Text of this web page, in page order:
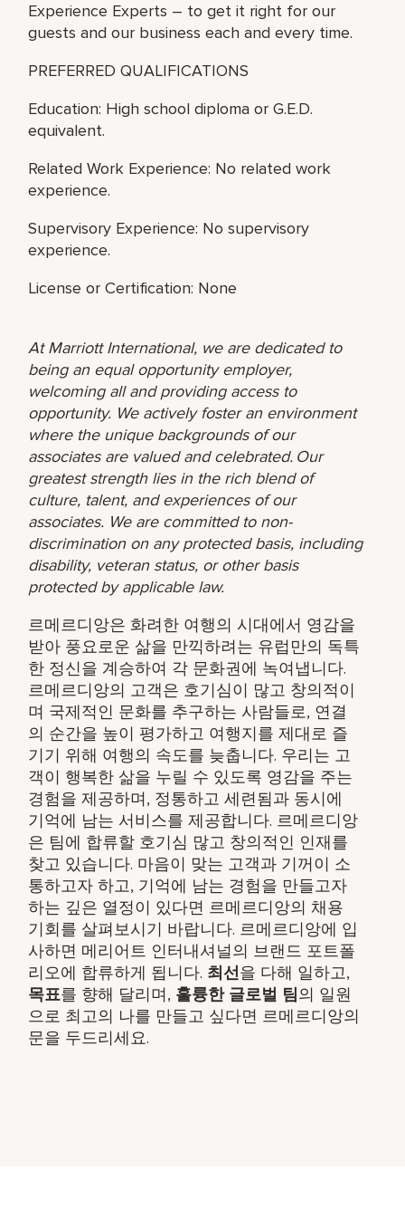
Experience Experts – to get it right for our
guests and our business each and every time.
PREFERRED QUALIFICATIONS
Education: High school diploma or G.E.D.
equivalent.
Related Work Experience: No related work
experience.
Supervisory Experience: No supervisory
experience.
License or Certification: None
At Marriott International, we are dedicated to
being an equal opportunity employer,
welcoming all and providing access to
opportunity. We actively foster an environment
where the unique backgrounds of our
associates are valued and celebrated. Our
greatest strength lies in the rich blend of
culture, talent, and experiences of our
associates. We are committed to non-
discrimination on any protected basis, including
disability, veteran status, or other basis
protected by applicable law.
르메르디앙은 화려한 여행의 시대에서 영감을
받아 풍요로운 삶을 만끽하려는 유럽만의 독특
한 정신을 계승하여 각 문화권에 녹여냅니다.
르메르디앙의 고객은 호기심이 많고 창의적이
며 국제적인 문화를 추구하는 사람들로, 연결
의 순간을 높이 평가하고 여행지를 제대로 즐
기기 위해 여행의 속도를 늦춥니다. 우리는 고
객이 행복한 삶을 누릴 수 있도록 영감을 주는
경험을 제공하며, 정통하고 세련됨과 동시에
기억에 남는 서비스를 제공합니다. 르메르디앙
은 팀에 합류할 호기심 많고 창의적인 인재를
찾고 있습니다. 마음이 맞는 고객과 기꺼이 소
통하고자 하고, 기억에 남는 경험을 만들고자
하는 깊은 열정이 있다면 르메르디앙의 채용
기회를 살펴보시기 바랍니다. 르메르디앙에 입
사하면 메리어트 인터내셔널의 브랜드 포트폴
리오에 합류하게 됩니다. 최선을 다해 일하고,
목표를 향해 달리며, 훌륭한 글로벌 팀의 일원
으로 최고의 나를 만들고 싶다면 르메르디앙의
문을 두드리세요.